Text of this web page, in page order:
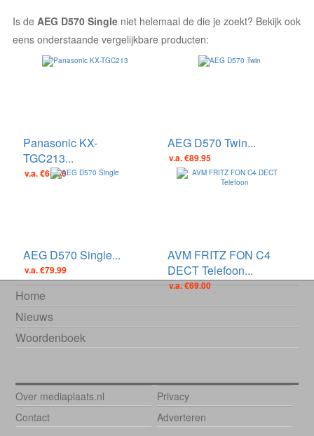
Is de AEG D570 Single niet helemaal de die je zoekt? Bekijk ook
eens onderstaande vergelijkbare producten:
Panasonic KX-
TGC213...
v.a. €64.00
AEG D570 Twin...
v.a. €89.95
AEG D570 Single...
v.a. €79.99
AVM FRITZ FON C4
DECT Telefoon...
v.a. €69.00
Home
Nieuws
Woordenboek
Over mediaplaats.nl
Privacy
Contact
Adverteren